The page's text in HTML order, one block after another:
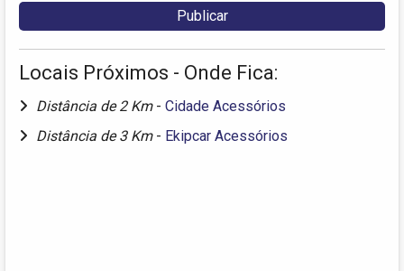
Locais Próximos - Onde Fica:
Distância de 2 Km - Cidade Acessórios
Distância de 3 Km - Ekipcar Acessórios